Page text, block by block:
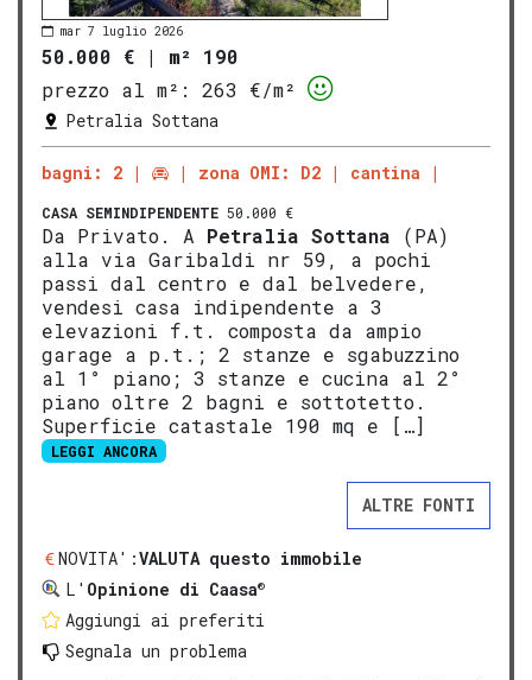
mar 7 luglio 2026
50.000 € | m² 190
prezzo al m²:
263 €/m²
Petralia Sottana
bagni: 2 zona OMI: D2 cantina
CASA SEMINDIPENDENTE 50.000 €
Da Privato. A Petralia Sottana (PA)
alla via Garibaldi nr 59, a pochi
passi dal centro e dal belvedere,
vendesi casa indipendente a 3
elevazioni f.t. composta da ampio
garage a p.t.; 2 stanze e sgabuzzino
al 1° piano; 3 stanze e cucina al 2°
piano oltre 2 bagni e sottotetto.
Superficie catastale 190 mq e […]
LEGGI ANCORA
ALTRE FONTI
NOVITA':VALUTA questo immobile
L' Opinione di Caasa®
Aggiungi ai preferiti
Segnala un problema